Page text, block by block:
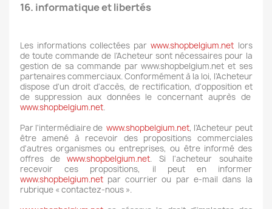
16. informatique et libertés
Les informations collectées parwww.shopbelgium.net lors
de toute commande de l'Acheteur sont nécessaires pour la
gestion de sa commande par www.shopbelgium.net et ses
partenaires commerciaux. Conformément à la loi, l'Acheteur
dispose d'un droit d'accès, de rectification, d'opposition et
de suppression aux données le concernant auprès de
www.shopbelgium.net.
Par l'intermédiaire dewww.shopbelgium.net, l'Acheteur peut
être amené à recevoir des propositions commerciales
d'autres organismes ou entreprises, ou être informé des
offres dewww.shopbelgium.net. Si l'acheteur souhaite
recevoir ces propositions, il peut en informer
www.shopbelgium.netpar courrier ou par e-mail dans la
rubrique « contactez-nous ».